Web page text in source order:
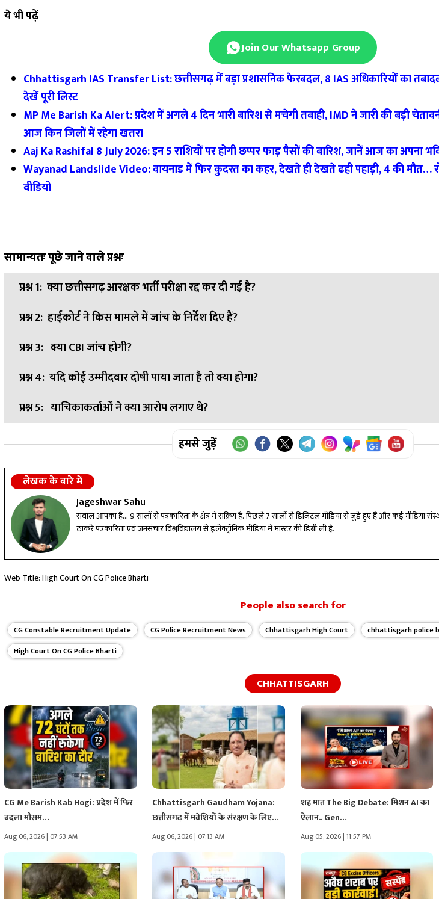
ये भी पढ़ें
Join Our Whatsapp Group
Chhattisgarh IAS Transfer List: छत्तीसगढ़ में बड़ा प्रशासनिक फेरबदल, 8 IAS अधिकारियों का
देखें पूरी लिस्ट
MP Me Barish Ka Alert: प्रदेश में अगले 4 दिन भारी बारिश से मचेगी तबाही, IMD ने जारी की बड़ी
आज किन जिलों में रहेगा खतरा
Aaj Ka Rashifal 8 July 2026: इन 5 राशियों पर होगी छप्पर फाड़ पैसों की बारिश, जानें आज का अपना
Wayanad Landslide Video: वायनाड में फिर कुदरत का कहर, देखते ही देखते ढही पहाड़ी, 4 की मौत…
वीडियो
सामान्यतः पूछे जाने वाले प्रश्नः
प्रश्न 1: क्या छत्तीसगढ़ आरक्षक भर्ती परीक्षा रद्द कर दी गई है?
उत्तर:नहीं। हाईकोर्ट ने भर्ती प्रक्रिया रद्द करने की मांग खारिज कर दी है।
प्रश्न 2: हाईकोर्ट ने किस मामले में जांच के निर्देश दिए हैं?
उत्तर:कोर्ट ने 129 संदिग्ध उम्मीदवारों की विस्तृत जांच वरिष्ठ पुलिस अधिकारी से कराने के निर्देश दिए हैं।
प्रश्न 3: क्या CBI जांच होगी?
उत्तर:नहीं। हाईकोर्ट ने CBI जांच की मांग स्वीकार नहीं की।
प्रश्न 4: यदि कोई उम्मीदवार दोषी पाया जाता है तो क्या होगा?
उत्तर:जांच में दोषी पाए जाने पर संबंधित उम्मीदवार को सुनवाई का अवसर देने के बाद उसकी नियुक्ति रद्द की जा सकती
प्रश्न 5: याचिकाकर्ताओं ने क्या आरोप लगाए थे?
उत्तर:शारीरिक दक्षता परीक्षा में लंबी कूद, गोला फेंक और दौड़ के दौरान कथित अनियमितताओं का आरोप लगाया
हमसे जुड़ें
लेखक के बारे में
Jageshwar Sahu
सवाल आपका है... 9 सालों से पत्रकारिता के क्षेत्र में सक्रिय हैं. पिछले 7 सालों से डिजिटल मीडिया से जुड़े हुए हैं और कई मीडिया
ठाकरे पत्रकारिता एवं जनसंचार विश्वविद्यालय से इलेक्ट्रॉनिक मीडिया में मास्टर की डिग्री ली है.
Web Title: High Court On CG Police Bharti
People also search for
CG Constable Recruitment Update CG Police Recruitment News Chhattisgarh High Court
chhattisgarh police
High Court On CG Police Bharti
CHHATTISGARH
CG Me Barish Kab Hogi: प्रदेश में फिर
बदला मौसम…
Aug 06, 2026 | 07:53 AM
Chhattisgarh Gaudham Yojana:
छत्तीसगढ़ में मवेशियों के संरक्षण के लिए…
Aug 06, 2026 | 07:13 AM
शह मात The Big Debate: मिशन AI का
ऐलान.. Gen…
Aug 05, 2026 | 11:57 PM